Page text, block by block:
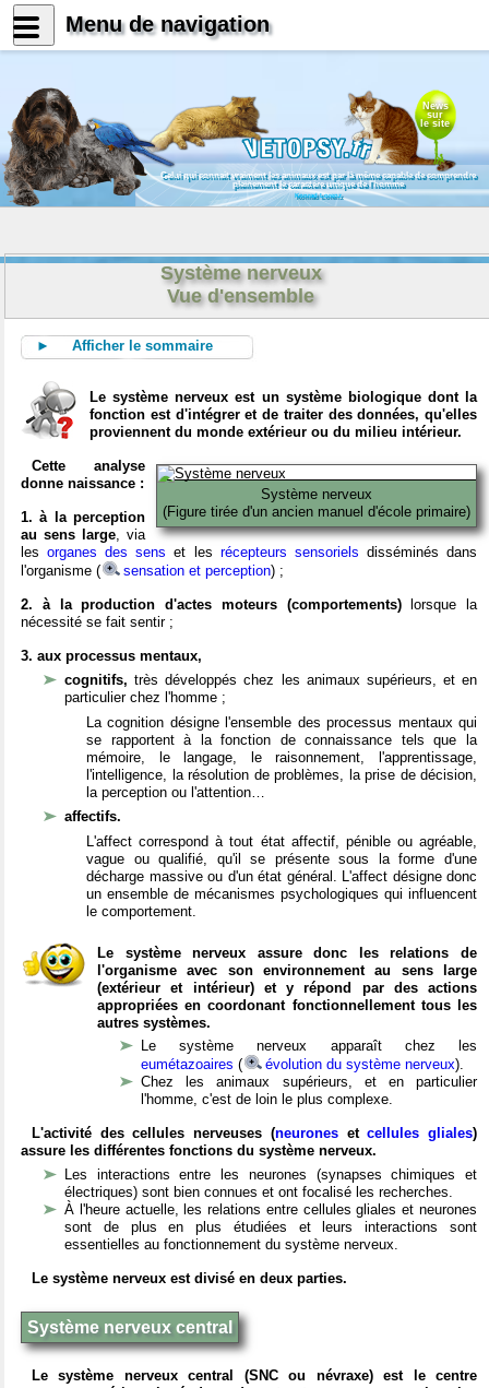
News
sur
le site
Celui qui connait vraiment les animaux est par là même capable de comprendre
pleinement le caractère unique de l'homme
Konrad Lorenz
Système nerveux
Vue d'ensemble
► Afficher le sommaire
Le système nerveux est un système biologique dont la
fonction est d'intégrer et de traiter des données, qu'elles
proviennent du monde extérieur ou du milieu intérieur.
Système nerveux
(Figure tirée d'un ancien manuel d'école primaire)
Cette analyse
donne naissance :
1. à la perception
au sens large, via
lesorganes des sens et les récepteurs sensoriels disséminés dans
l'organisme (
sensation et perception) ;
2. à la production d'actes moteurs (comportements)lorsque la
nécessité se fait sentir ;
3. aux processus mentaux,
cognitifs,très développés chez les animaux supérieurs, et en
particulier chez l'homme ;
La cognition désigne l'ensemble des processus mentaux qui
se rapportent à la fonction de connaissance tels que la
mémoire, le langage, le raisonnement, l'apprentissage,
l'intelligence, la résolution de problèmes, la prise de décision,
la perception ou l'attention…
affectifs.
L'affect correspond à tout état affectif, pénible ou agréable,
vague ou qualifié, qu'il se présente sous la forme d'une
décharge massive ou d'un état général. L'affect désigne donc
un ensemble de mécanismes psychologiques qui influencent
le comportement.
Le système nerveux assure donc les relations de
l'organisme avec son environnement au sens large
(extérieur et intérieur) et y répond par des actions
appropriées en coordonant fonctionnellement tous les
autres systèmes.
Le système nerveux apparaît chez les
eumétazoaires ( évolution du système nerveux).
Chez les animaux supérieurs, et en particulier
l'homme, c'est de loin le plus complexe.
L'activité des cellules nerveuses (neuronesetcellules gliales)
assure les différentes fonctions du système nerveux.
Les interactions entre les neurones (synapses chimiques et
électriques) sont bien connues et ont focalisé les recherches.
À l'heure actuelle, les relations entre cellules gliales et neurones
sont de plus en plus étudiées et leurs interactions sont
essentielles au fonctionnement du système nerveux.
Le système nerveux est divisé en deux parties.
Système nerveux central
Le système nerveux central (SNC ou névraxe) est le centre
Menu de navigation